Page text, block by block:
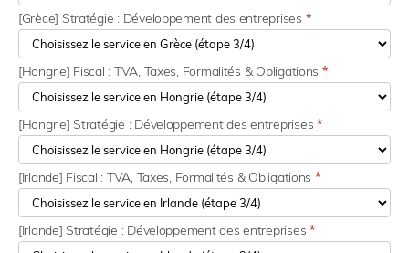
[Grèce] Stratégie : Développement des entreprises *
[Hongrie] Fiscal : TVA, Taxes, Formalités & Obligations *
[Hongrie] Stratégie : Développement des entreprises *
[Irlande] Fiscal : TVA, Taxes, Formalités & Obligations *
[Irlande] Stratégie : Développement des entreprises *